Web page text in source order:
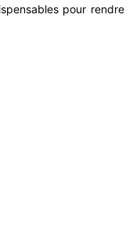
pour rendre